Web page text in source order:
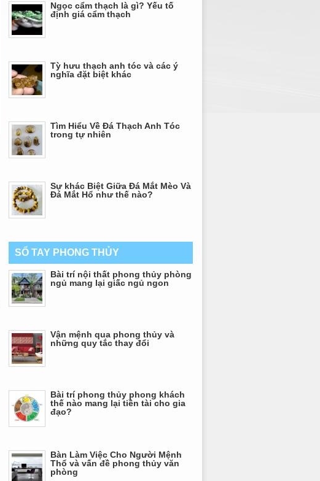
Ngọc cẩm thạch là gì? Yếu tố
định giá cẩm thạch
Tỳ hưu thạch anh tóc và các ý
nghĩa đặt biệt khác
Tìm Hiểu Về Đá Thạch Anh Tóc
trong tự nhiên
Sự khác Biệt Giữa Đá Mắt Mèo Và
Đá Mắt Hổ như thế nào?
SỔ TAY PHONG THỦY
Bài trí nội thất phong thủy phòng
ngủ mang lại giấc ngủ ngon
Vận mệnh qua phong thủy và
những quy tắc thay đổi
Bài trí phong thủy phong khách
thế nào mang lại tiền tài cho gia
đạo?
Bàn Làm Việc Cho Người Mệnh
Thổ và vấn đề phong thủy văn
phòng